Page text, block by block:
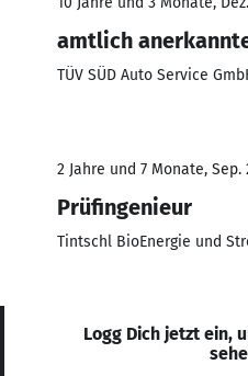
amtlich
TÜV SÜD Auto Service
2 Jahre und 7 Monate, Sep.
Prüfingenieur
Tintschl BioEnergie und
Logg Dich jetzt ein,